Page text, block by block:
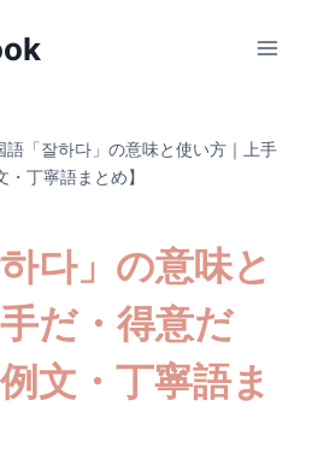
語「잘하다」の意味と使い方｜上手
丁寧語まとめ】
다」の意味と
だ・得意だ
文・丁寧語ま